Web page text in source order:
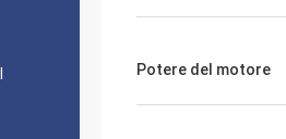
Potere del motore